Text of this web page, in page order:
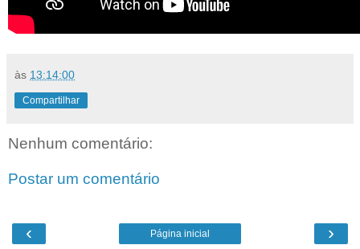
às 13:14:00
Compartilhar
Nenhum comentário:
Postar um comentário
‹ ›
Página inicial